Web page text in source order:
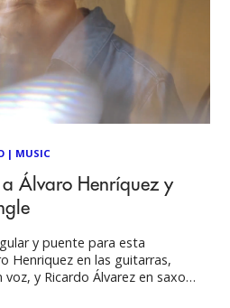
| MUSIC
a Álvaro Henríquez y
y puente para esta
Henriquez en las guitarras,
y Ricardo Álvarez en saxo